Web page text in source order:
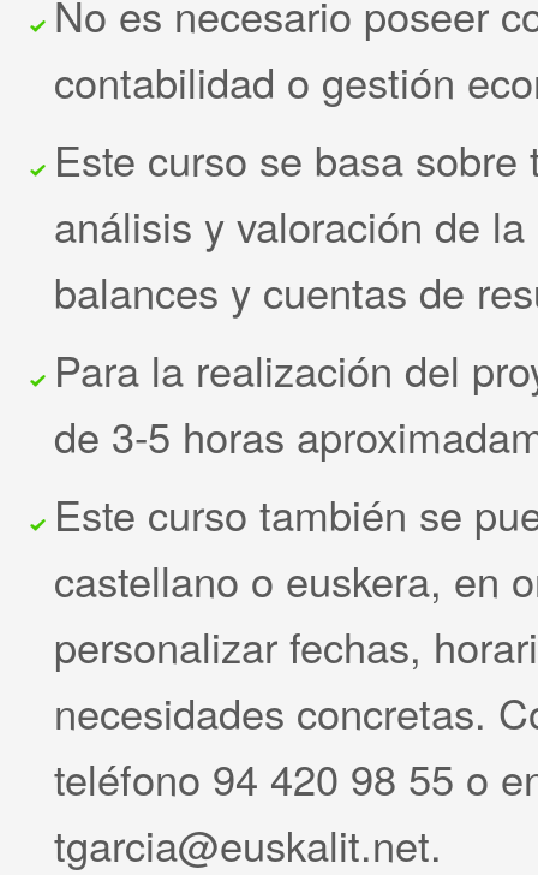
No es necesario poseer
contabilidad o gestión
Este curso se basa
análisis y valoración de
balances y cuentas de
Para la realización del
de 3-5 horas
Este curso también se
castellano o euskera, en
personalizar fechas,
necesidades concretas.
teléfono 94 420 98 55 o
tgarcia@euskalit.net.